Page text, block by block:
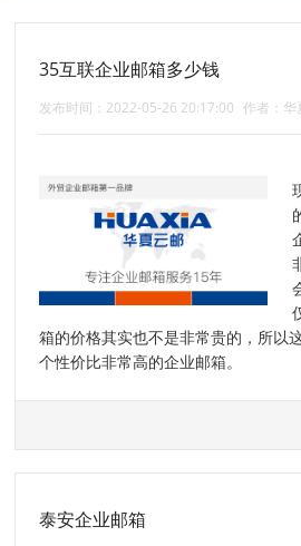
35互联企业邮箱多少钱
发布时间：2022-05-26 20:17:00 作者：华
箱的价格其实也不是非常贵的，所以
个性价比非常高的企业邮箱。
泰安企业邮箱